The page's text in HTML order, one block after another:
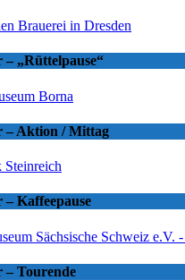
„Rüttelpause“
– Aktion / Mittag
Kaffeepause
– Tourende